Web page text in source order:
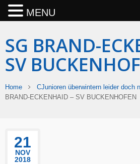
SG BRAND-
SV
Home CJunioren überwintern leider doch
BRAND-ECKENHAID – SV BUCKENHOFEN
21
NOV
2018
MENU